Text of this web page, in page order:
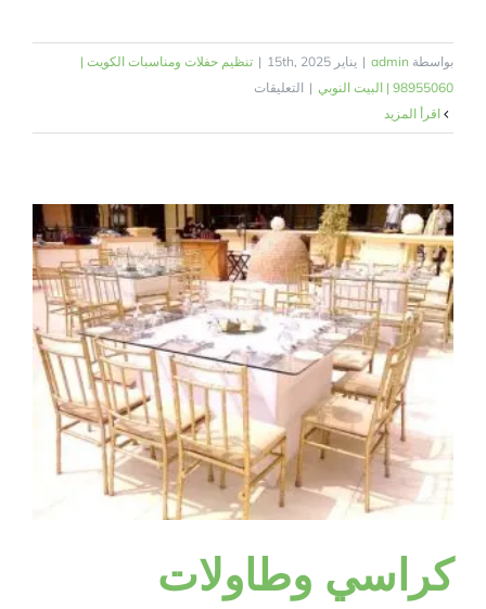
بواسطة admin
| يناير 15th, 2025 | تنظيم حفلات ومناسبات الكويت |
98955060 | البيت النوبي
| التعليقات
كوش
98955060
البيت
النوبي
مغلقة
كراسي وطاولات